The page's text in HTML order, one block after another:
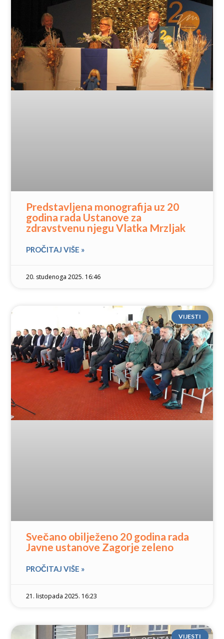
Predstavljena monografija uz 20
godina rada Ustanove za
zdravstvenu njegu Vlatka Mrzljak
PROČITAJ VIŠE »
20. studenoga 2025. 16:46
VIJESTI
Svečano obilježeno 20 godina rada
Javne ustanove Zagorje zeleno
PROČITAJ VIŠE »
21. listopada 2025. 16:23
VIJESTI